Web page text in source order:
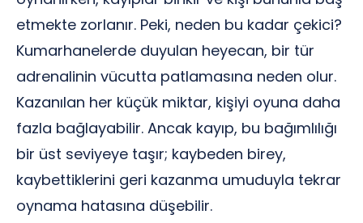
etmekte zorlanır. Peki, neden bu kadar çekici?
Kumarhanelerde duyulan heyecan, bir tür
adrenalinin vücutta patlamasına neden olur.
Kazanılan her küçük miktar, kişiyi oyuna daha
fazla bağlayabilir. Ancak kayıp, bu bağımlılığı
bir üst seviyeye taşır; kaybeden birey,
kaybettiklerini geri kazanma umuduyla tekrar
oynama hatasına düşebilir.